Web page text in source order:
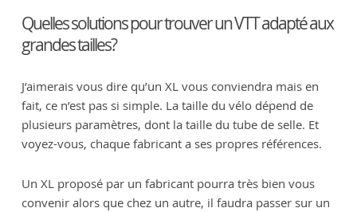
Quelles solutions pour trouver un VTT adapté aux
grandes tailles?
J’aimerais vous dire qu’un XL vous conviendra mais en
fait, ce n’est pas si simple. La taille du vélo dépend de
plusieurs paramètres, dont la taille du tube de selle. Et
voyez-vous, chaque fabricant a ses propres références.
Un XL proposé par un fabricant pourra très bien vous
convenir alors que chez un autre, il faudra passer sur un